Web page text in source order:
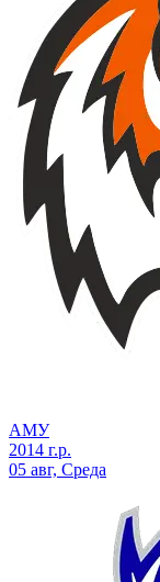
АМУ
2014 г.р.
05 авг, Среда